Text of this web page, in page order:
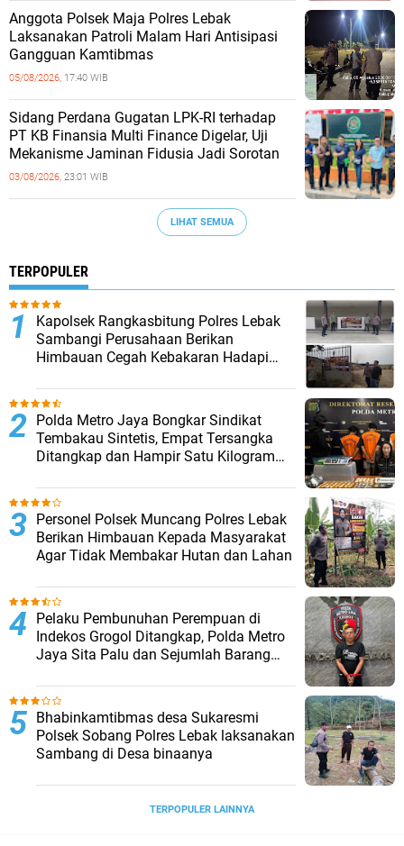
Anggota Polsek Maja Polres Lebak
Laksanakan Patroli Malam Hari Antisipasi
Gangguan Kamtibmas
05/08/2026, 17:40 WIB
Sidang Perdana Gugatan LPK-RI terhadap
PT KB Finansia Multi Finance Digelar, Uji
Mekanisme Jaminan Fidusia Jadi Sorotan
03/08/2026, 23:01 WIB
LIHAT SEMUA
TERPOPULER
Kapolsek Rangkasbitung Polres Lebak
Sambangi Perusahaan Berikan
Himbauan Cegah Kebakaran Hadapi
‎Polda Metro Jaya Bongkar Sindikat
Tembakau Sintetis, Empat Tersangka
Ditangkap dan Hampir Satu Kilogram
Personel Polsek Muncang Polres Lebak
Berikan Himbauan Kepada Masyarakat
Agar Tidak Membakar Hutan dan Lahan
Pelaku Pembunuhan Perempuan di
Indekos Grogol Ditangkap, Polda Metro
Jaya Sita Palu dan Sejumlah Barang
Bhabinkamtibmas desa Sukaresmi
Polsek Sobang Polres Lebak laksanakan
Sambang di Desa binaanya
TERPOPULER LAINNYA